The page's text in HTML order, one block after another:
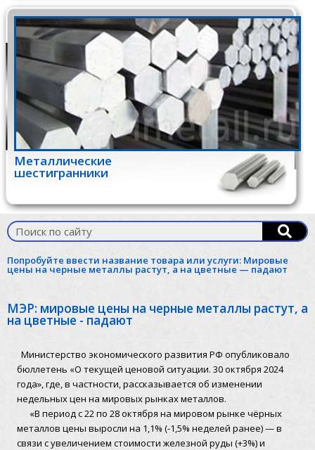
Металлические
шестигранники
Попробуйте ввести название товара или услуги: Мировые
цены на черные металлы растут, а на цветные — падают
МЭР: мировые цены на черные металлы растут, а
на цветные - падают
Министерство экономического развития РФ опубликовало
бюллетень «О текущей ценовой ситуации. 30 октября 2024
года», где, в частности, рассказывается об изменении
недельных цен на мировых рынках металлов.
«В период с 22 по 28 октября на мировом рынке чёрных
металлов цены выросли на 1,1% (-1,5% неделей ранее) — в
связи с увеличением стоимости железной руды (+3%) и